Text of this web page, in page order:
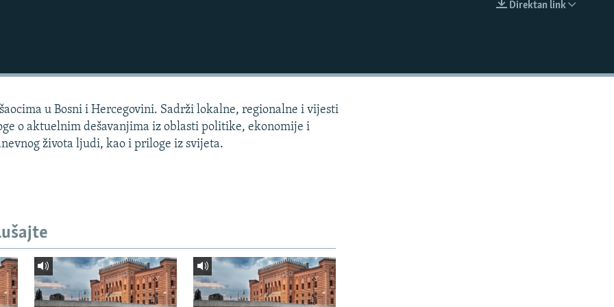
Direktan link
u Bosni i Hercegovini. Sadrži lokalne, regionalne i vijesti
o aktuelnim dešavanjima iz oblasti politike, ekonomije i
života ljudi, kao i priloge iz svijeta.